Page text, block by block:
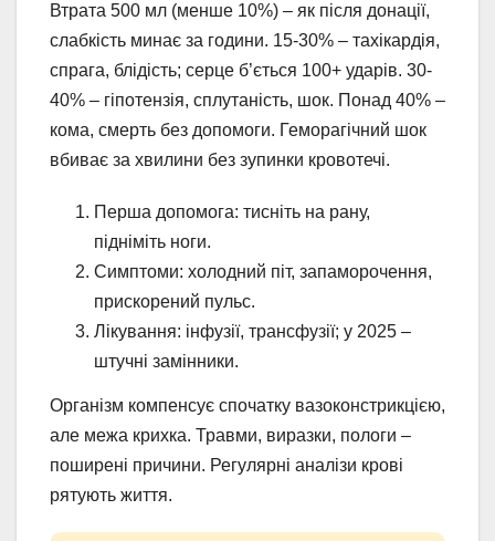
Втрата 500 мл (менше 10%) – як після донації,
слабкість минає за години. 15-30% – тахікардія,
спрага, блідість; серце б’ється 100+ ударів. 30-
40% – гіпотензія, сплутаність, шок. Понад 40% –
кома, смерть без допомоги. Геморагічний шок
вбиває за хвилини без зупинки кровотечі.
Перша допомога: тисніть на рану,
підніміть ноги.
Симптоми: холодний піт, запаморочення,
прискорений пульс.
Лікування: інфузії, трансфузії; у 2025 –
штучні замінники.
Організм компенсує спочатку вазоконстрикцією,
але межа крихка. Травми, виразки, пологи –
поширені причини. Регулярні аналізи крові
рятують життя.